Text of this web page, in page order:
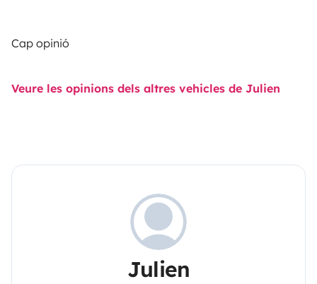
Cap opinió
Veure les opinions dels altres vehicles de Julien
Julien